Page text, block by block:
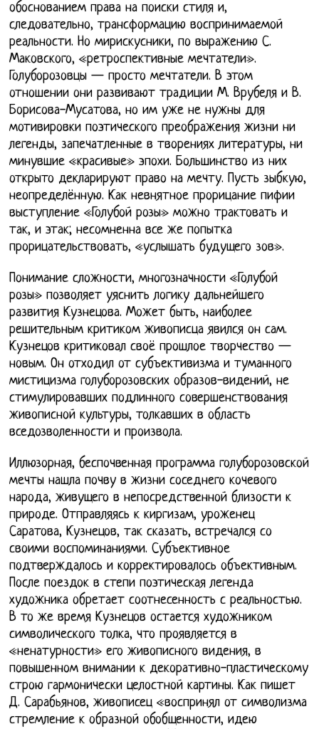
обоснованием права на поиски стиля и,
следовательно, трансформацию воспринимаемой
реальности. Но мирискусники, по выражению С.
Маковского, «ретроспективные мечтатели».
Голуборозовцы — просто мечтатели. В этом
отношении они развивают традиции М. Врубеля и В.
Борисова-Мусатова, но им уже не нужны для
мотивировки поэтического преображения жизни ни
легенды, запечатленные в творениях литературы, ни
минувшие «красивые» эпохи. Большинство из них
открыто декларируют право на мечту. Пусть зыбкую,
неопределённую. Как невнятное прорицание пифии
выступление «Голубой розы» можно трактовать и
так, и этак; несомненна все же попытка
прорицательствовать, «услышать будущего зов».
Понимание сложности, многозначности «Голубой
розы» позволяет уяснить логику дальнейшего
развития Кузнецова. Может быть, наиболее
решительным критиком живописца явился он сам.
Кузнецов критиковал своё прошлое творчество —
новым. Он отходил от субъективизма и туманного
мистицизма голуборозовских образов-видений, не
стимулировавших подлинного совершенствования
живописной культуры, толкавших в область
вседозволенности и произвола.
Иллюзорная, беспочвенная программа голуборозовской
мечты нашла почву в жизни соседнего кочевого
народа, живущего в непосредственной близости к
природе. Отправляясь к киргизам, уроженец
Саратова, Кузнецов, так сказать, встречался со
своими воспоминаниями. Субъективное
подтверждалось и корректировалось объективным.
После поездок в степи поэтическая легенда
художника обретает соотнесенность с реальностью.
В то же время Кузнецов остается художником
символического толка, что проявляется в
«ненатурности» его живописного видения, в
повышенном внимании к декоративно-пластическому
строю гармонически целостной картины. Как пишет
Д. Сарабьянов, живописец «воспринял от символизма
стремление к образной обобщенности, идею